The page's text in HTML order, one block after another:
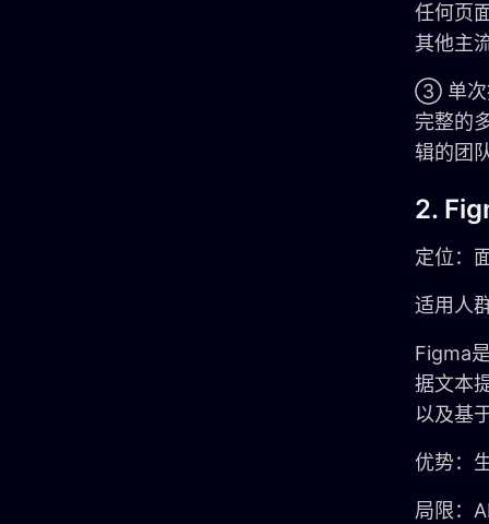
任何页
其他主
③ 单次
完整的
辑的团
2.
定位：
适用人
Figma
据文本
以及基
优势：
局限：